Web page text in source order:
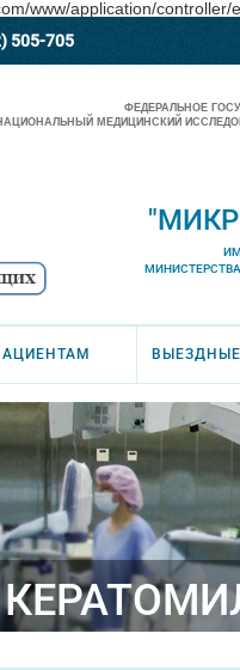
www/application/controller/
505-705
ФЕДЕРАЛЬНОЕ
МЕДИЦИНСКИЙ